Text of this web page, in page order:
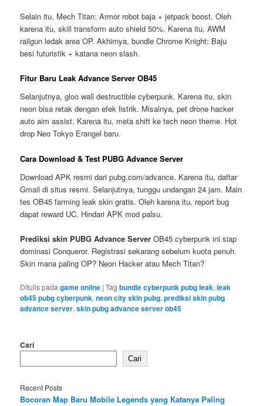
Selain itu, Mech Titan: Armor robot baja + jetpack boost. Oleh
karena itu, skill transform auto shield 50%. Karena itu, AWM
railgun ledak area OP. Akhirnya, bundle Chrome Knight: Baju
besi futuristik + katana neon slash.
Fitur Baru Leak Advance Server OB45
Selanjutnya, gloo wall destructible cyberpunk. Karena itu, skin
neon bisa retak dengan efek listrik. Misalnya, pet drone hacker
auto aim assist. Karena itu, meta shift ke tech neon theme. Hot
drop Neo Tokyo Erangel baru.
Cara Download & Test PUBG Advance Server
Download APK resmi dari pubg.com/advance. Karena itu, daftar
Gmail di situs resmi. Selanjutnya, tunggu undangan 24 jam. Main
tes OB45 farming leak skin gratis. Oleh karena itu, report bug
dapat reward UC. Hindari APK mod palsu.
Prediksi skin PUBG Advance Server OB45 cyberpunk ini siap
dominasi Conqueror. Registrasi sekarang sebelum kuota penuh.
Skin mana paling OP? Neon Hacker atau Mech Titan?
Ditulis padagame online |Tag bundle cyberpunk pubg leak,leak
ob45 pubg cyberpunk,neon city skin pubg,prediksi skin pubg
advance server,skin pubg advance server ob45
Cari
Cari
Recent Posts
Bocoran Map Baru Mobile Legends yang Katanya Paling